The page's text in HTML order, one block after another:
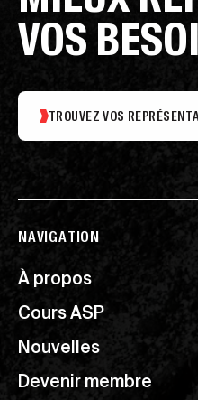
VOS
TROUVEZ VOS
NAVIGATION
À propos
Cours ASP
Nouvelles
Devenir membre